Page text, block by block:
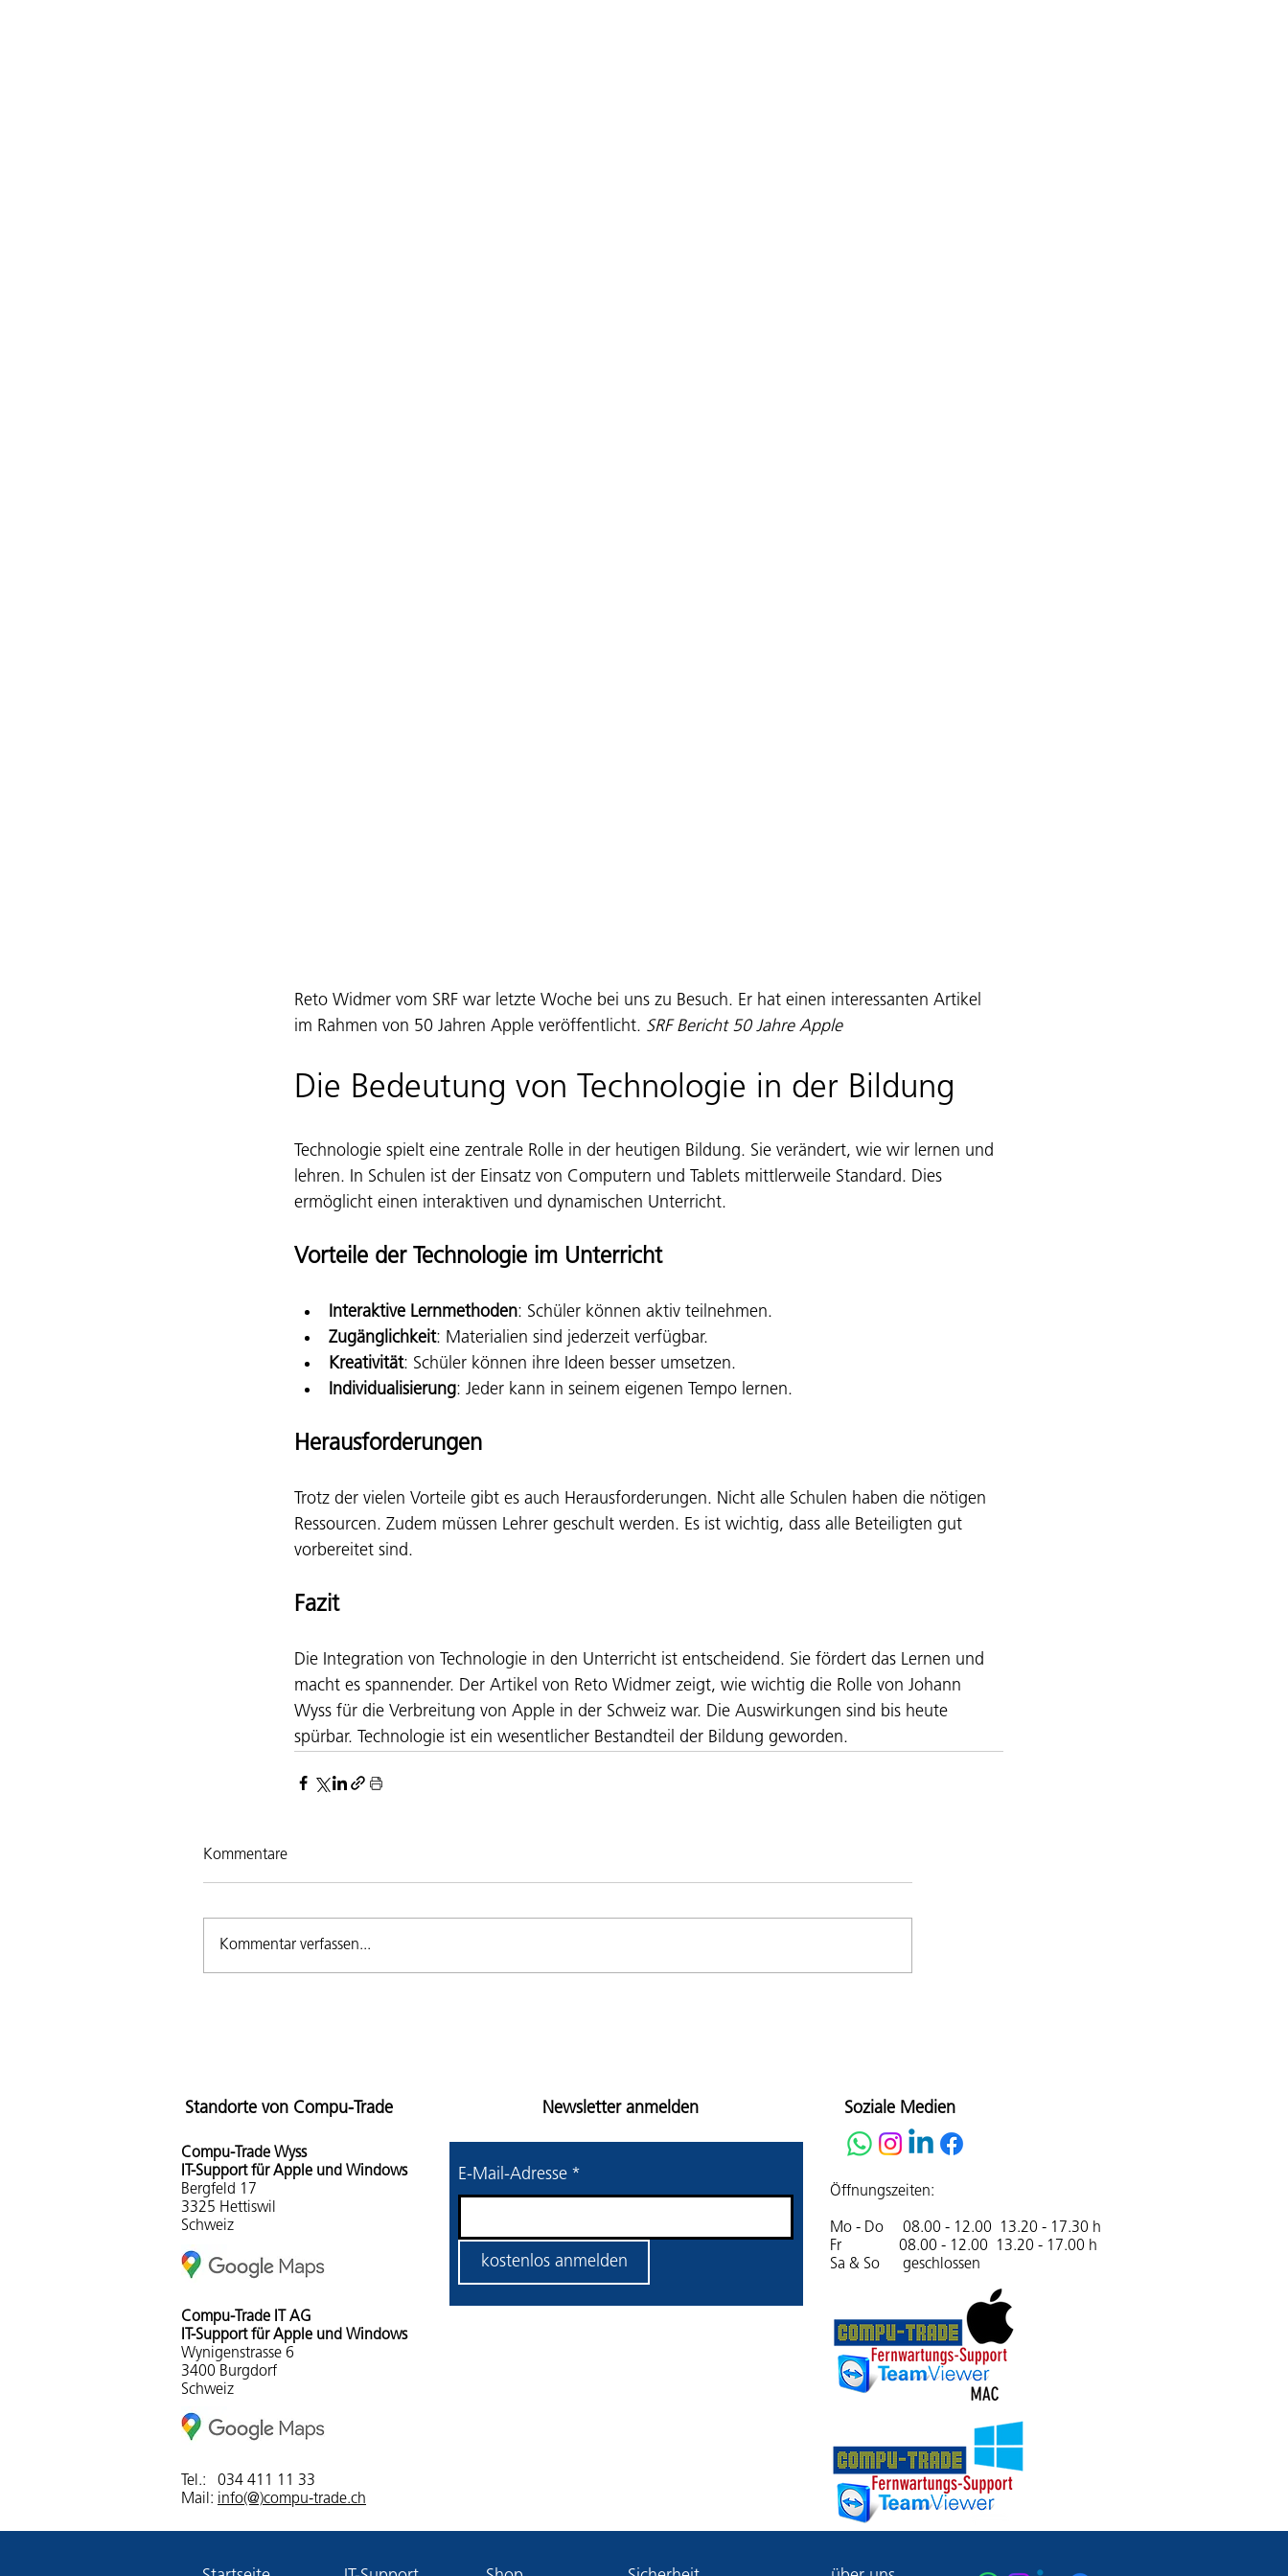
Reto Widmer vom SRF war letzte Woche bei uns zu Besuch. Er hat einen interessanten Artikel
im Rahmen von 50 Jahren Apple veröffentlicht. SRF Bericht 50 Jahre Apple
Die Bedeutung von Technologie in der Bildung
Technologie spielt eine zentrale Rolle in der heutigen Bildung. Sie verändert, wie wir lernen und
lehren. In Schulen ist der Einsatz von Computern und Tablets mittlerweile Standard. Dies
ermöglicht einen interaktiven und dynamischen Unterricht.
Vorteile der Technologie im Unterricht
Interaktive Lernmethoden: Schüler können aktiv teilnehmen.
Zugänglichkeit: Materialien sind jederzeit verfügbar.
Kreativität: Schüler können ihre Ideen besser umsetzen.
Individualisierung: Jeder kann in seinem eigenen Tempo lernen.
Herausforderungen
Trotz der vielen Vorteile gibt es auch Herausforderungen. Nicht alle Schulen haben die nötigen
Ressourcen. Zudem müssen Lehrer geschult werden. Es ist wichtig, dass alle Beteiligten gut
vorbereitet sind.
Fazit
Die Integration von Technologie in den Unterricht ist entscheidend. Sie fördert das Lernen und
macht es spannender. Der Artikel von Reto Widmer zeigt, wie wichtig die Rolle von Johann
Wyss für die Verbreitung von Apple in der Schweiz war. Die Auswirkungen sind bis heute
spürbar. Technologie ist ein wesentlicher Bestandteil der Bildung geworden.
Kommentare
Kommentar verfassen...
Standorte von Compu-Trade
Compu-Trade Wyss
IT-Support für Apple und Windows
Bergfeld 17
3325 Hettiswil
Schweiz
Compu-Trade IT AG
IT-Support für Apple und Windows
Wynigenstrasse 6
3400 Burgdorf
Schweiz
Tel.: 034 411 11 33
Mail: info(@)compu-trade.ch
Newsletter anmelden
E-Mail-Adresse *
kostenlos anmelden
Soziale Medien
Öffnungszeiten:
Mo - Do 08.00 - 12.00 13.20 - 17.30 h
Fr 08.00 - 12.00 13.20 - 17.00 h
Sa & So geschlossen